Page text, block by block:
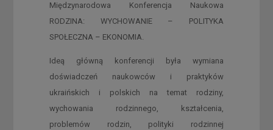
Międzynarodowa Konferencja Naukowa
RODZINA: WYCHOWANIE – POLITYKA
SPOŁECZNA – EKONOMIA.
Ideą główną konferencji była wymiana
doświadczeń naukowców i praktyków
ukraińskich i polskich na temat rodziny,
wychowania rodzinnego, kształcenia,
problemów rodzin, polityki rodzinnej